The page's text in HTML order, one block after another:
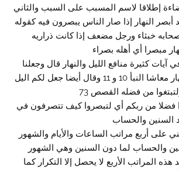
إطلاقا لاسم المسبب على السبب والثاني
أبصر النهار إذا صار الناس يبصرون فيه كقوله
خبثاء ورجل مضعف إذا كانت ذراريه
مبصرا أي أهله بصراء
آيات كثيرة منافع الليل والنهار قال وجعلنا
اليل لباسا وجعلنا النهار معاشا النبأ 10 و 11 وقال أيضا جعل لكم اليل
من فضله القصص 73
فضلا من ربكم أي لتبصروا كيف تتصرفون في
السنين والحساب
على أربع مراتب الساعات والأيام والشهور
والحساب لما دون السنين وهي الشهور
هذه المراتب الأربع لا يحصل إلا التكرار كما